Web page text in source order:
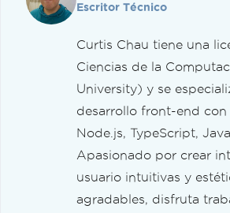
Escritor Técnico
Curtis Chau tiene una
Ciencias de la
University) y se
desarrollo front-end con
Node.js, TypeScript,
Apasionado por crear
usuario intuitivas y
agradables, disfruta